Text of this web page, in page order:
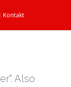
Kontakt
Also